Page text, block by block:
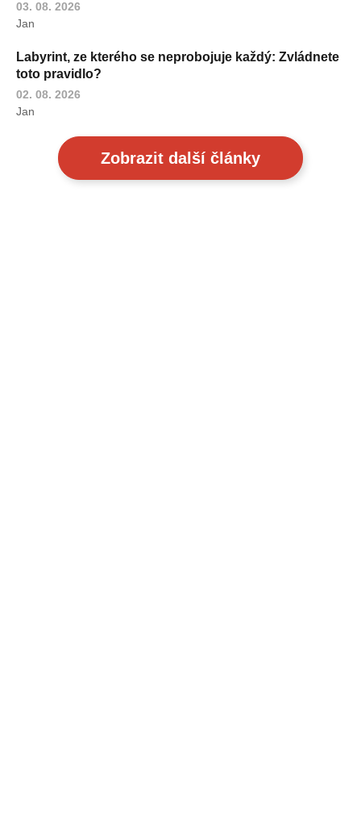
03. 08. 2026
Jan
Labyrint, ze kterého se neprobojuje každý: Zvládnete
toto pravidlo?
02. 08. 2026
Jan
Zobrazit další články